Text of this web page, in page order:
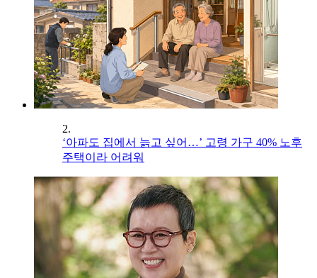
2.
‘아파도 집에서 늙고 싶어…’ 고령 가구 40% 노후
주택이라 어려워